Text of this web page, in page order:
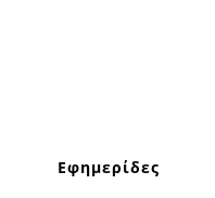
Εφημερίδες